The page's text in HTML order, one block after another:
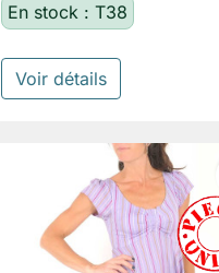
En stock : T38
Voir détails